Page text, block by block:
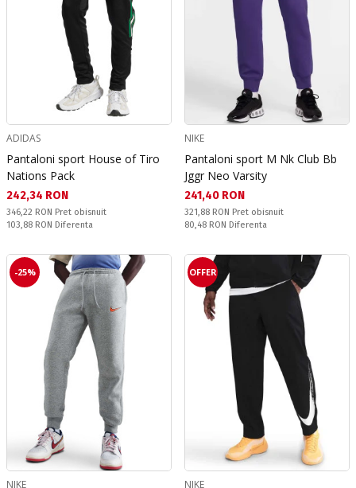
ADIDAS
Pantaloni sport House of Tiro
Nations Pack
Текуща цена:
242,34 RON
Pret obisnuit:
346,22 RON Pret obisnuit
Спестявате:
103,88 RON Diferenta
NIKE
Pantaloni sport M Nk Club Bb
Jggr Neo Varsity
Текуща цена:
241,40 RON
Pret obisnuit:
321,88 RON Pret obisnuit
Спестявате:
80,48 RON Diferenta
-25%
NIKE
OFFER
NIKE